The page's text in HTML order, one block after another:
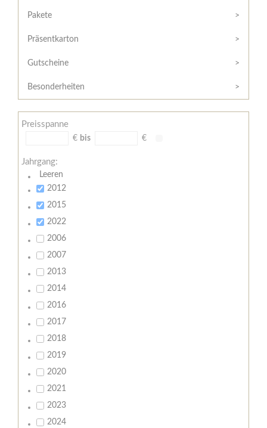
/
Widerrufsformular
AGB
Zahlungsbedingungen
Meine
Pakete
Präsentkarton
Gutscheine
Besonderheiten
Preisspanne
€ bis €
Jahrgang:
Leeren
2012
2015
2022
2006
2007
2013
2014
2016
2017
2018
2019
2020
2021
2023
2024